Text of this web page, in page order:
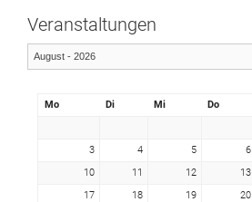
Veranstaltungen
Mo Di Mi Do
3
4 5 6
10
11 12 13
17
18 19 20